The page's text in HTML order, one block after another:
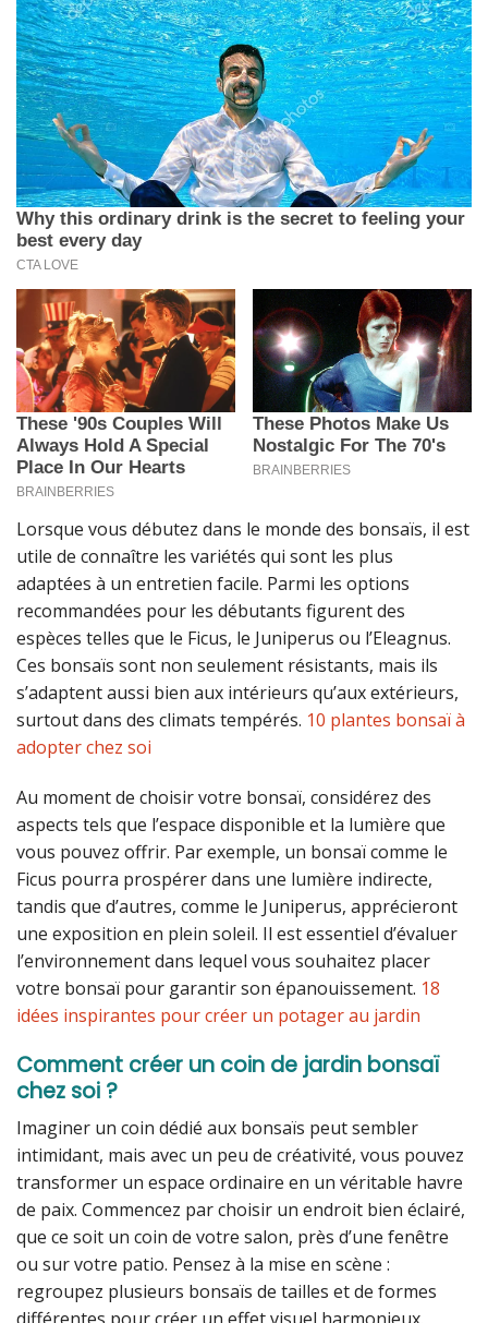
Lorsque vous débutez dans le monde des bonsaïs, il est
utile de connaître les variétés qui sont les plus
adaptées à un entretien facile. Parmi les options
recommandées pour les débutants figurent des
espèces telles que le Ficus, le Juniperus ou l’Eleagnus.
Ces bonsaïs sont non seulement résistants, mais ils
s’adaptent aussi bien aux intérieurs qu’aux extérieurs,
surtout dans des climats tempérés. 10 plantes bonsaï à
adopter chez soi
Au moment de choisir votre bonsaï, considérez des
aspects tels que l’espace disponible et la lumière que
vous pouvez offrir. Par exemple, un bonsaï comme le
Ficus pourra prospérer dans une lumière indirecte,
tandis que d’autres, comme le Juniperus, apprécieront
une exposition en plein soleil. Il est essentiel d’évaluer
l’environnement dans lequel vous souhaitez placer
votre bonsaï pour garantir son épanouissement. 18
idées inspirantes pour créer un potager au jardin
Comment créer un coin de jardin bonsaï
chez soi ?
Imaginer un coin dédié aux bonsaïs peut sembler
intimidant, mais avec un peu de créativité, vous pouvez
transformer un espace ordinaire en un véritable havre
de paix. Commencez par choisir un endroit bien éclairé,
que ce soit un coin de votre salon, près d’une fenêtre
ou sur votre patio. Pensez à la mise en scène :
regroupez plusieurs bonsaïs de tailles et de formes